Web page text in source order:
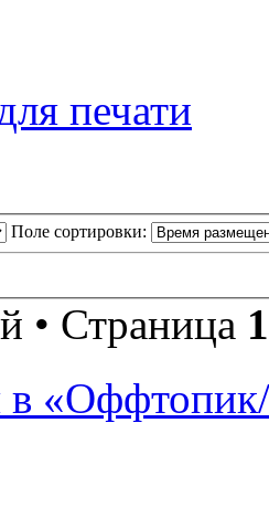
печати
Поле сортировки:
• Страница 1
в